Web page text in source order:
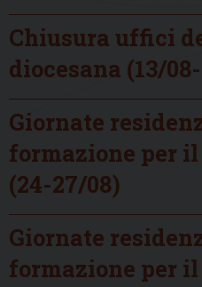
Chiusura uffici
diocesana (13/
Giornate
formazione per
(24-27/08)
Giornate
formazione per